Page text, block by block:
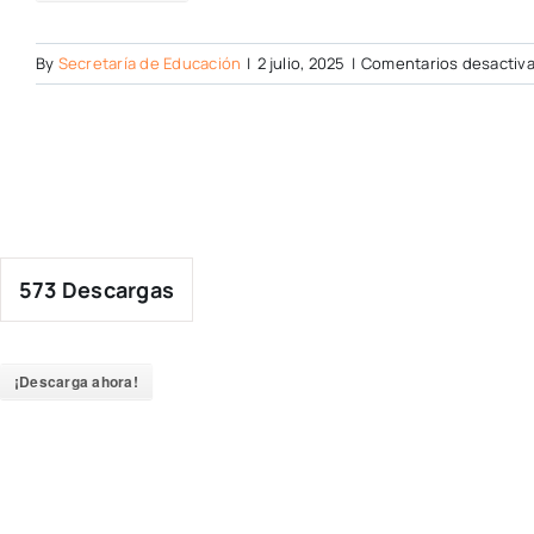
By Secretaría de Educación | 2 julio, 2025 | Comentarios
573 Descargas
¡Descarga ahora!